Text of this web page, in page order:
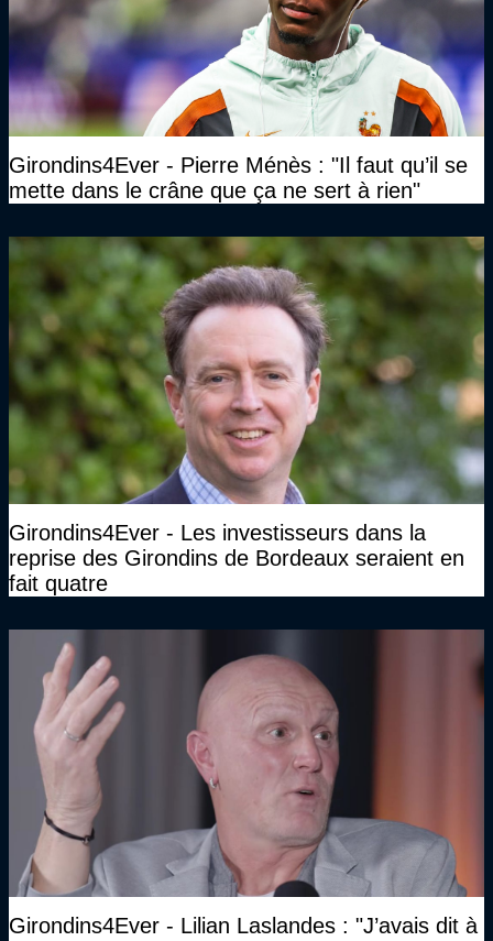
Girondins4Ever - Pierre Ménès : "Il faut qu’il se
mette dans le crâne que ça ne sert à rien"
Girondins4Ever - Les investisseurs dans la
reprise des Girondins de Bordeaux seraient en
fait quatre
Girondins4Ever - Lilian Laslandes : "J’avais dit à